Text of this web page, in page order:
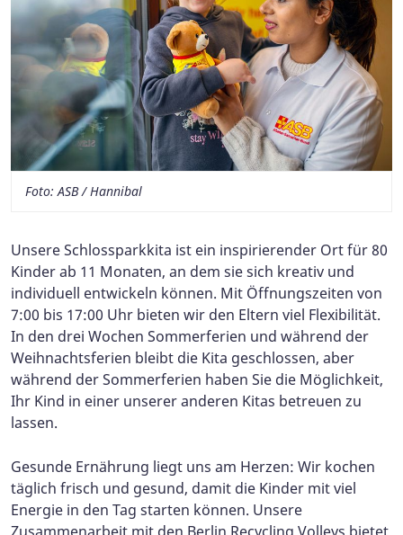
Foto: ASB / Hannibal
Unsere Schlossparkkita ist ein inspirierender Ort für 80
Kinder ab 11 Monaten, an dem sie sich kreativ und
individuell entwickeln können. Mit Öffnungszeiten von
7:00 bis 17:00 Uhr bieten wir den Eltern viel Flexibilität.
In den drei Wochen Sommerferien und während der
Weihnachtsferien bleibt die Kita geschlossen, aber
während der Sommerferien haben Sie die Möglichkeit,
Ihr Kind in einer unserer anderen Kitas betreuen zu
lassen.
Gesunde Ernährung liegt uns am Herzen: Wir kochen
täglich frisch und gesund, damit die Kinder mit viel
Energie in den Tag starten können. Unsere